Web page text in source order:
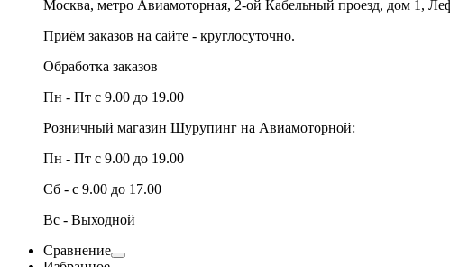
Москва, метро Авиамоторная, 2-ой Кабельный проезд, дом 1,
Приём заказов на сайте - круглосуточно.
Обработка заказов
Пн - Пт с 9.00 до 19.00
Розничный магазин Шурупинг на Авиамоторной:
Пн - Пт с 9.00 до 19.00
Сб - с 9.00 до 17.00
Вс - Выходной
Сравнение